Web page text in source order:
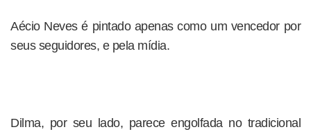
Aécio Neves é pintado apenas como um vencedor por
seus seguidores, e pela mídia.
Dilma, por seu lado, parece engolfada no tradicional